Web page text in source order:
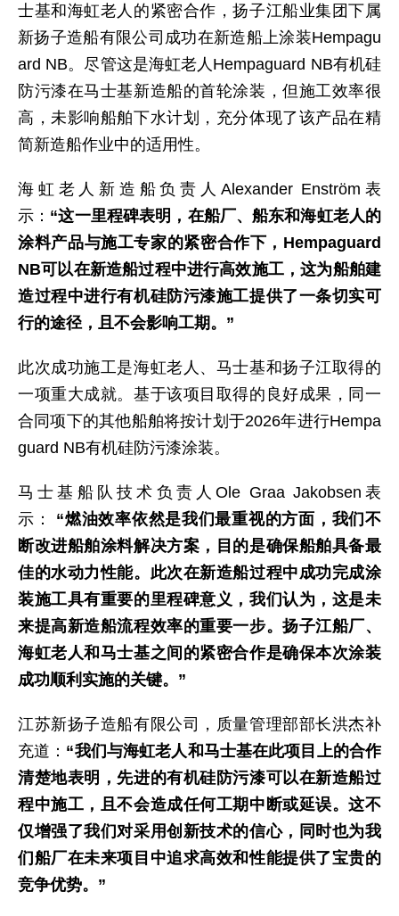
士基和海虹老人的紧密合作，扬子江船业集团下属
新扬子造船有限公司成功在新造船上涂装Hempagu
ard NB。尽管这是海虹老人Hempaguard NB有机硅
防污漆在马士基新造船的首轮涂装，但施工效率很
高，未影响船舶下水计划，充分体现了该产品在精
简新造船作业中的适用性。
海虹老人新造船负责人Alexander Enström表
示： “这一里程碑表明，在船厂、船东和海虹老人的
涂料产品与施工专家的紧密合作下，Hempaguard
NB可以在新造船过程中进行高效施工，这为船舶建
造过程中进行有机硅防污漆施工提供了一条切实可
行的途径，且不会影响工期。”
此次成功施工是海虹老人、马士基和扬子江取得的
一项重大成就。基于该项目取得的良好成果，同一
合同项下的其他船舶将按计划于2026年进行Hempa
guard NB有机硅防污漆涂装。
马士基船队技术负责人Ole Graa Jakobsen表
示：
“燃油效率依然是我们最重视的方面，我们不
断改进船舶涂料解决方案，目的是确保船舶具备最
佳的水动力性能。此次在新造船过程中成功完成涂
装施工具有重要的里程碑意义，我们认为，这是未
来提高新造船流程效率的重要一步。扬子江船厂、
海虹老人和马士基之间的紧密合作是确保本次涂装
成功顺利实施的关键。”
江苏新扬子造船有限公司，质量管理部部长洪杰补
充道： “我们与海虹老人和马士基在此项目上的合作
清楚地表明，先进的有机硅防污漆可以在新造船过
程中施工，且不会造成任何工期中断或延误。这不
仅增强了我们对采用创新技术的信心，同时也为我
们船厂在未来项目中追求高效和性能提供了宝贵的
竞争优势。”